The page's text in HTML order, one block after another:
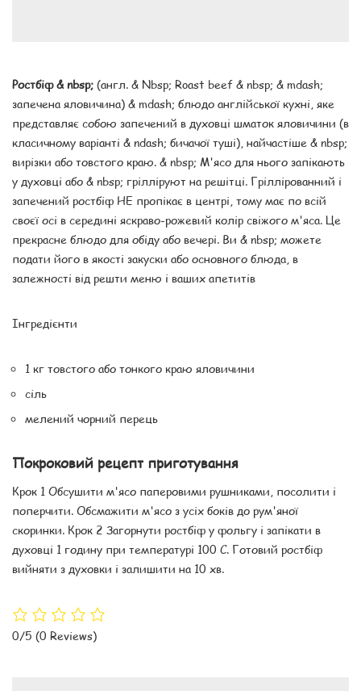
Ростбіф & nbsp; (англ. & Nbsp; Roast beef & nbsp; & mdash;
запечена яловичина) & mdash; блюдо англійської кухні, яке
представляє собою запечений в духовці шматок яловичини (в
класичному варіанті & ndash; бичачої туші), найчастіше & nbsp;
вирізки або товстого краю. & nbsp; М'ясо для нього запікають
у духовці або & nbsp; грілліруют на решітці. Гріллірованний і
запечений ростбіф НЕ пропікає в центрі, тому має по всій
своєї осі в середині яскраво-рожевий колір свіжого м'яса. Це
прекрасне блюдо для обіду або вечері. Ви & nbsp; можете
подати його в якості закуски або основного блюда, в
залежності від решти меню і ваших апетитів
Інгредієнти
1 кг товстого або тонкого краю яловичини
сіль
мелений чорний перець
Покроковий рецепт приготування
Крок 1 Обсушити м'ясо паперовими рушниками, посолити і
поперчити. Обсмажити м'ясо з усіх боків до рум'яної
скоринки. Крок 2 Загорнути ростбіф у фольгу і запікати в
духовці 1 годину при температурі 100 С. Готовий ростбіф
вийняти з духовки і залишити на 10 хв.
0/5 (0 Reviews)